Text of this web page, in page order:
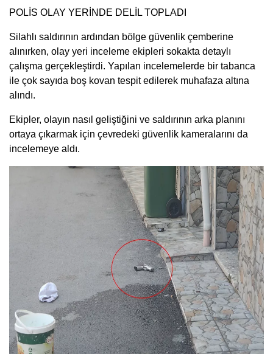
POLİS OLAY YERİNDE DELİL TOPLADI
Silahlı saldırının ardından bölge güvenlik çemberine
alınırken, olay yeri inceleme ekipleri sokakta detaylı
çalışma gerçekleştirdi. Yapılan incelemelerde bir tabanca
ile çok sayıda boş kovan tespit edilerek muhafaza altına
alındı.
Ekipler, olayın nasıl geliştiğini ve saldırının arka planını
ortaya çıkarmak için çevredeki güvenlik kameralarını da
incelemeye aldı.